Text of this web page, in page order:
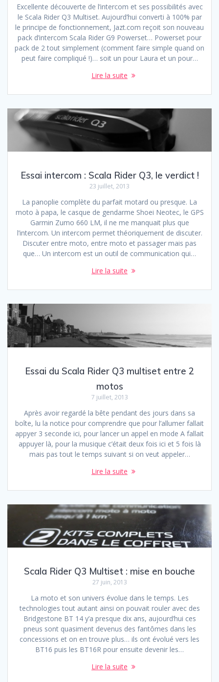
Excellente découverte de l’intercom et ses possibilités avec
le Scala Rider Q3 Multiset. Aujourd’hui converti à 100% par
le principe de fonctionnement, Jazt.com reçoit son nouveau
pack d’intercom Scala Rider G9 Powerset… Powerset pour
pack de 2 tout simplement (comment faire simple quand on
peut faire compliqué !)… soit un pour Laura et un pour…
Lire la suite
Essai intercom : Scala Rider Q3, le verdict !
23 juillet, 2013
La panoplie complète du parfait motard ou presque. La
moto à papa, le casque de gendarme Shoei Neotec, le GPS
Garmin Zumo 660 LM, il ne me manquait plus que
l’intercom. Un intercom permet théoriquement de discuter.
Discuter entre moto, entre moto et passager mais pas
que… Un intercom est un outil de communication qui…
Lire la suite
Essai du Scala Rider Q3 multiset entre 2
motos
7 juillet, 2013
Après avoir regardé la bête pendant des jours dans sa
boîte, lu la notice pour comprendre que pour l’allumer fallait
appyer 3 seconde ici, pour lancer un appel en mode A fallait
appuyer là, pour la musique c’était deux fois ici et 5 fois là
mais pas tout le temps suivant si on veut appeler…
Lire la suite
Scala Rider Q3 Multiset : mise en bouche
27 juin, 2013
La moto et son univers évolue dans le temps. Les
technologies tout autant ainsi on pouvait rouler avec des
Bridgestone BT 14 y’a presque dix ans, aujourd’hui ces
pneus sont quasiment devenus des fantômes dans les
concessions et on en trouve plus… ils ont évolué vers les
BT16 puis les BT16R pour ensuite devenir les…
Lire la suite